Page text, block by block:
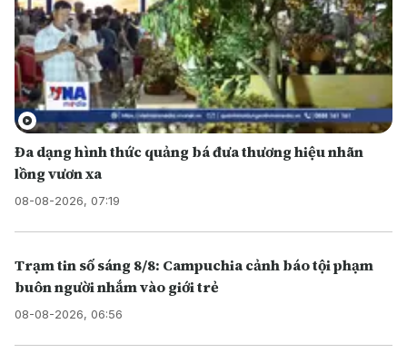
Đa dạng hình thức quảng bá đưa thương hiệu nhãn
lồng vươn xa
08-08-2026, 07:19
Trạm tin số sáng 8/8: Campuchia cảnh báo tội phạm
buôn người nhắm vào giới trẻ
08-08-2026, 06:56